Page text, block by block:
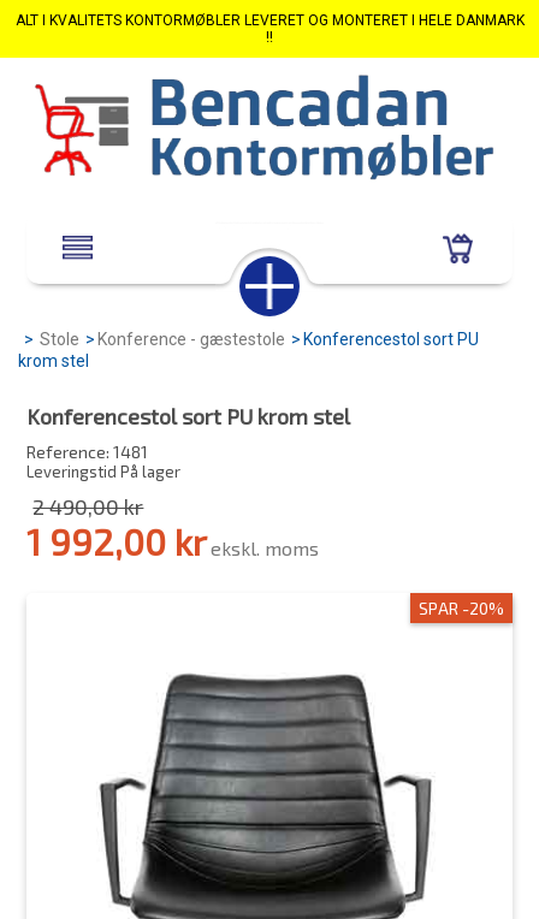
ALT I KVALITETS KONTORMØBLER LEVERET OG MONTERET I HELE DANMARK
!!
> Stole > Konference - gæstestole > Konferencestol sort PU
krom stel
Konferencestol sort PU krom stel
Reference: 1481
Leveringstid På lager
2 490,00 kr
1 992,00 krekskl. moms
SPAR -20%